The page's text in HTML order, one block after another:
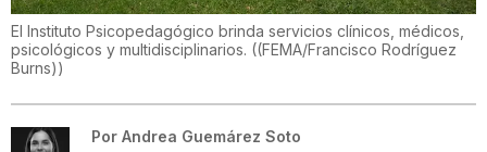
El Instituto Psicopedagógico brinda servicios clínicos, médicos,
psicológicos y multidisciplinarios. ((FEMA/Francisco Rodríguez
Burns))
Por Andrea Guemárez Soto